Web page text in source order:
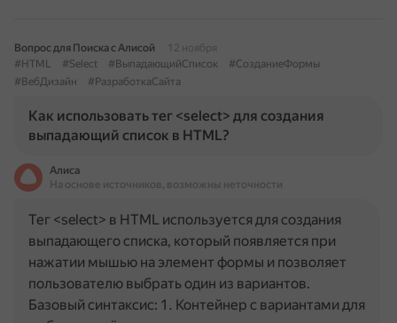
Вопрос для Поиска с Алисой
12 ноября
#HTML
#Select #ВыпадающийСписок
#СозданиеФормы
#ВебДизайн
#РазработкаСайта
Как использовать тег <select> для создания
выпадающий список в HTML?
Алиса
На основе источников, возможны неточности
Тег <select> в HTML используется для создания
выпадающего списка, который появляется при
нажатии мышью на элемент формы и позволяет
пользователю выбрать один из вариантов.
Базовый синтаксис: 1. Контейнер с вариантами для